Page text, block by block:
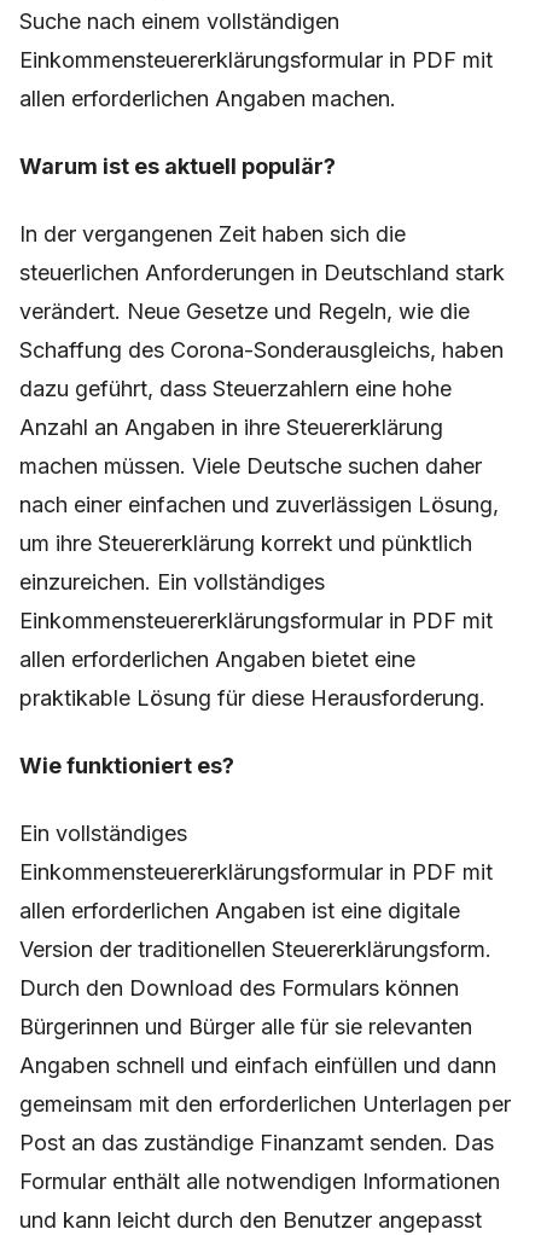
Suche nach einem vollständigen
Einkommensteuererklärungsformular in PDF mit
allen erforderlichen Angaben machen.
Warum ist es aktuell populär?
In der vergangenen Zeit haben sich die
steuerlichen Anforderungen in Deutschland stark
verändert. Neue Gesetze und Regeln, wie die
Schaffung des Corona-Sonderausgleichs, haben
dazu geführt, dass Steuerzahlern eine hohe
Anzahl an Angaben in ihre Steuererklärung
machen müssen. Viele Deutsche suchen daher
nach einer einfachen und zuverlässigen Lösung,
um ihre Steuererklärung korrekt und pünktlich
einzureichen. Ein vollständiges
Einkommensteuererklärungsformular in PDF mit
allen erforderlichen Angaben bietet eine
praktikable Lösung für diese Herausforderung.
Wie funktioniert es?
Ein vollständiges
Einkommensteuererklärungsformular in PDF mit
allen erforderlichen Angaben ist eine digitale
Version der traditionellen Steuererklärungsform.
Durch den Download des Formulars können
Bürgerinnen und Bürger alle für sie relevanten
Angaben schnell und einfach einfüllen und dann
gemeinsam mit den erforderlichen Unterlagen per
Post an das zuständige Finanzamt senden. Das
Formular enthält alle notwendigen Informationen
und kann leicht durch den Benutzer angepasst